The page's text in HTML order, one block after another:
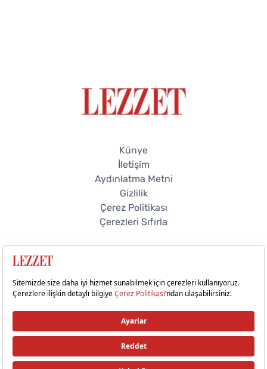
Künye
İletişim
Aydınlatma Metni
Gizlilik
Çerez Politikası
Çerezleri Sıfırla
© 2026 Lezzet Online. Tüm hakları saklıdır.